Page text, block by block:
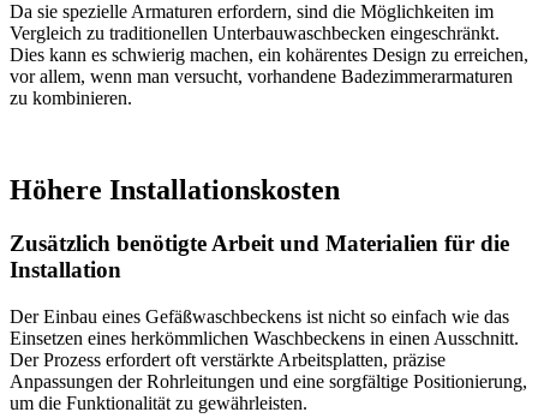
Da sie spezielle Armaturen erfordern, sind die Möglichkeiten im
Vergleich zu traditionellen Unterbauwaschbecken eingeschränkt.
Dies kann es schwierig machen, ein kohärentes Design zu erreichen,
vor allem, wenn man versucht, vorhandene Badezimmerarmaturen
zu kombinieren.
Höhere Installationskosten
Zusätzlich benötigte Arbeit und Materialien für die
Installation
Der Einbau eines Gefäßwaschbeckens ist nicht so einfach wie das
Einsetzen eines herkömmlichen Waschbeckens in einen Ausschnitt.
Der Prozess erfordert oft verstärkte Arbeitsplatten, präzise
Anpassungen der Rohrleitungen und eine sorgfältige Positionierung,
um die Funktionalität zu gewährleisten.